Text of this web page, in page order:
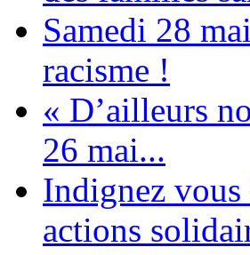
Samedi 28
racisme !
« D’ailleurs
26 mai...
Indignez
actions